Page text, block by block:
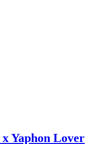
Yaphon Lover